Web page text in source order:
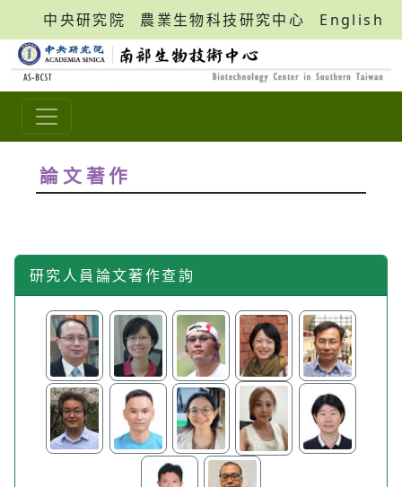
中央研究院 農業生物科技研究中心 English
論文著作
研究人員論文著作查詢